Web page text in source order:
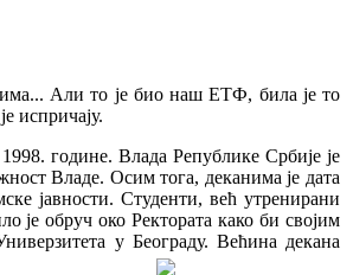
Али то је био наш ЕТФ, била је то
испричају.
године. Влада Републике Србије је
Владе. Осим тога, деканима је дата
јавности. Студенти, већ утренирани
је обруч око Ректората како би својим
у Београду. Већина декана